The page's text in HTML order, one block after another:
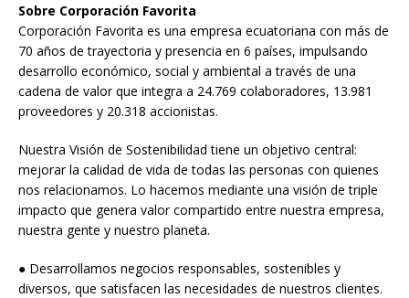
Sobre Corporación Favorita
Corporación Favorita es una empresa ecuatoriana con más de
70 años de trayectoria y presencia en 6 países, impulsando
desarrollo económico, social y ambiental a través de una
cadena de valor que integra a 24.769 colaboradores, 13.981
proveedores y 20.318 accionistas.
Nuestra Visión de Sostenibilidad tiene un objetivo central:
mejorar la calidad de vida de todas las personas con quienes
nos relacionamos. Lo hacemos mediante una visión de triple
impacto que genera valor compartido entre nuestra empresa,
nuestra gente y nuestro planeta.
● Desarrollamos negocios responsables, sostenibles y
diversos, que satisfacen las necesidades de nuestros clientes.